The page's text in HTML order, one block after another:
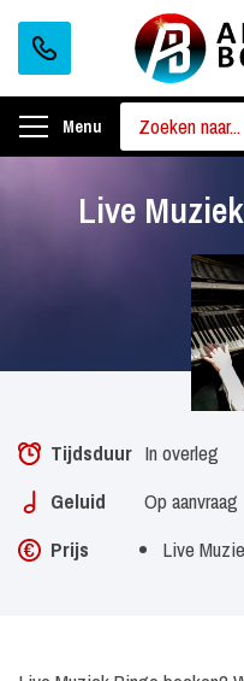
Menu
Live
Tijdsduur In overleg
Geluid
Op aanvraag
Prijs
Live